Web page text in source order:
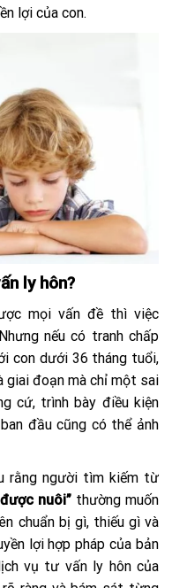
lợi của con.
ly hôn?
mọi vấn đề thì việc
nếu có tranh chấp
con dưới 36 tháng tuổi,
giai đoạn mà chỉ một sai
cứ, trình bày điều kiện
đầu cũng có thể ảnh
rằng người tìm kiếm từ
nuôi” thường muốn
chuẩn bị gì, thiếu gì và
lợi hợp pháp của bản
vụ tư vấn ly hôn của